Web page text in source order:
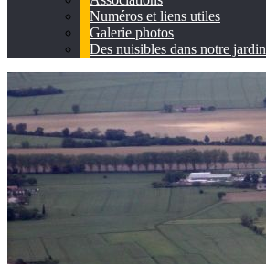
Numéros et liens utiles
Galerie photos
Des nuisibles dans notre jardin